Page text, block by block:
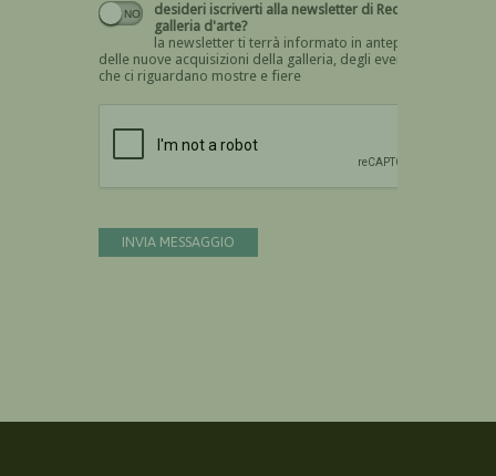
desideri iscriverti alla newsletter di Recta
galleria d'arte?
la newsletter ti terrà informato in anteprima
delle nuove acquisizioni della galleria, degli eventi
che ci riguardano mostre e fiere
INVIA MESSAGGIO